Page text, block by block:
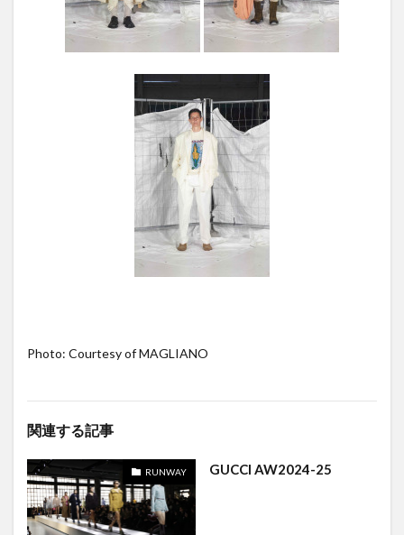
Photo: Courtesy of MAGLIANO
関連する記事
RUNWAY GUCCI AW2024-25